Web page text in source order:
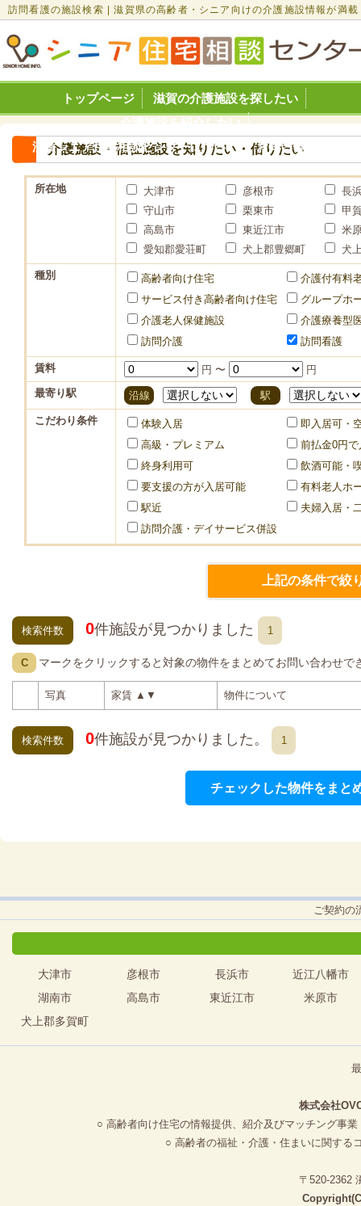
訪問看護の施設検索 | 滋賀県の高齢者・シニア向けの介護施設情報が満載
トップページ
滋賀の介護施設を探したい
介護施設を紹介したい
滋賀シニア住宅相談センターについて
お問い合わせ
介護施設・福祉施設を知りたい・借りたい
所在地 大津市 彦根市
長
守山市
栗東市
甲
高島市
東近江市
米
愛知郡愛荘町
犬上郡豊郷町 犬
種別 高齢者向け住宅
介護付有料
サービス付き高齢者向け住宅
グループホ
介護老人保健施設
介護療養型
訪問介護
訪問看護
賃料 円 〜
円
最寄り駅
沿線 駅
こだわり条件 体験入居
即入居可・
高級・プレミアム
前払金0円
終身利用可
飲酒可能・
要支援の方が入居可能
有料老人ホ
駅近
夫婦入居・
訪問介護・デイサービス併設
検索件数 0件施設が見つかりました 1
C マークをクリックすると対象の物件をまとめてお問い合わせで
写真 家賃 ▲ ▼ 物件について
検索件数 0件施設が見つかりました。 1
チェックした物件をまと
ご契約の
大津市 彦根市 長浜市
近江八幡市
湖南市
高島市 東近江市
米原市
犬上郡多賀町
株式会社
○ 高齢者向け住宅の情報提供、紹介及びマッチング事
○ 高齢者の福祉・介護・住まいに関す
〒520-2362